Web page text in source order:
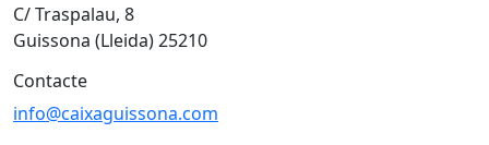
C/ Traspalau, 8
Guissona (Lleida) 25210
Contacte
info@caixaguissona.com